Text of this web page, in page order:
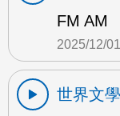
FM AM
2025/12/01
世界文